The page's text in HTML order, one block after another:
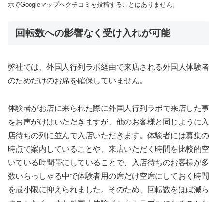
示でGoogleマップへクチコミを投稿することはありません。
回転数への影響なく受け入れが可能
弊社では、外国人行列ラボ経由で来店される外国人体験者
のためだけのお席を確保していません。
体験者がお店に来られた際に外国人行列ラボで来店した事
をお声がけはいただきますが、他のお客様と同じように入
店待ちの列に並んで入店いただきます。体験者には募集の
時点で案内していることや、来店いただく時間を比較的空
いている時間帯にしていることで、入店待ちのお客様が多
数いらっしゃる中で体験者用の席だけ空席にしておく時間
を最小限に抑えられました。そのため、回転数をほぼ減ら